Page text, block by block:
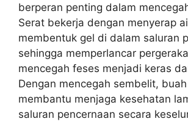
berperan penting dalam
Serat bekerja dengan menyerap
membentuk gel di dalam saluran
sehingga memperlancar
mencegah feses menjadi keras
Dengan mencegah sembelit,
membantu menjaga kesehatan
saluran pencernaan secara